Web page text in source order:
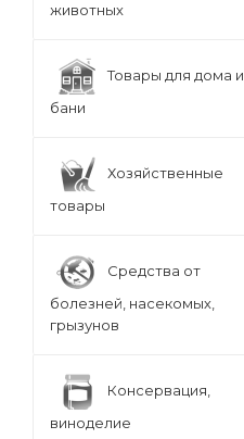
животных
Товары для дома и
бани
Хозяйственные
товары
Средства от
болезней, насекомых,
грызунов
Консервация,
виноделие